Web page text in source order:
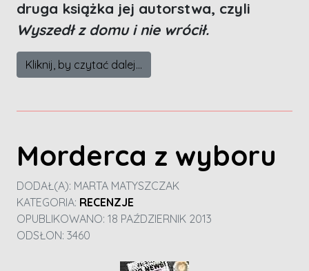
druga książka jej autorstwa, czyli
Wyszedł z domu i nie wrócił.
Kliknij, by czytać dalej...
Morderca z wyboru
DODAŁ(A): MARTA MATYSZCZAK
KATEGORIA: RECENZJE
OPUBLIKOWANO: 18 PAŹDZIERNIK 2013
ODSŁON: 3460